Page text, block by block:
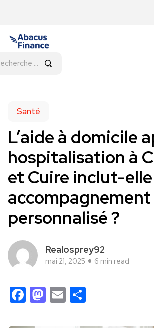
Santé
L’aide à domicile
hospitalisation à
et Cuire inclut-
personnalisé ?
Realosprey92
mai 21, 2025 6 min read
Facebook
Mastodon
Email